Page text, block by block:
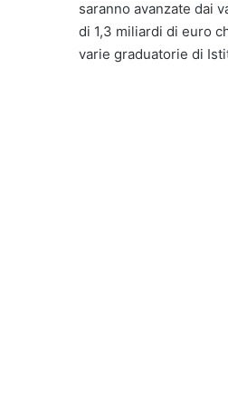
saranno avanzate dai
di 1,3 miliardi di euro
varie graduatorie di